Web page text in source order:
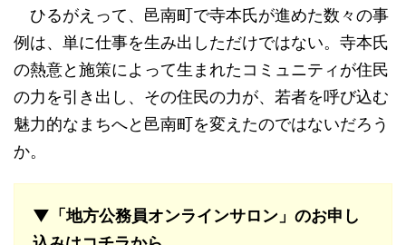
ひるがえって、邑南町で寺本氏が進めた数々の事
例は、単に仕事を生み出しただけではない。寺本氏
の熱意と施策によって生まれたコミュニティが住民
の力を引き出し、その住民の力が、若者を呼び込む
魅力的なまちへと邑南町を変えたのではないだろう
か。
▼「地方公務員オンラインサロン」のお申し